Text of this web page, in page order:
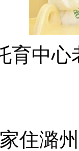
育中心
住潞